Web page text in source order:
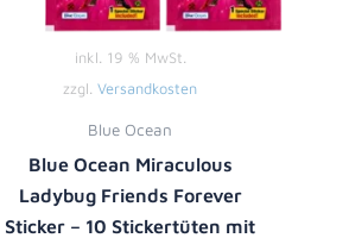
inkl. 19 % MwSt.
zzgl. Versandkosten
Blue Ocean
Blue Ocean Miraculous
Ladybug Friends Forever
Sticker – 10 Stickertüten mit